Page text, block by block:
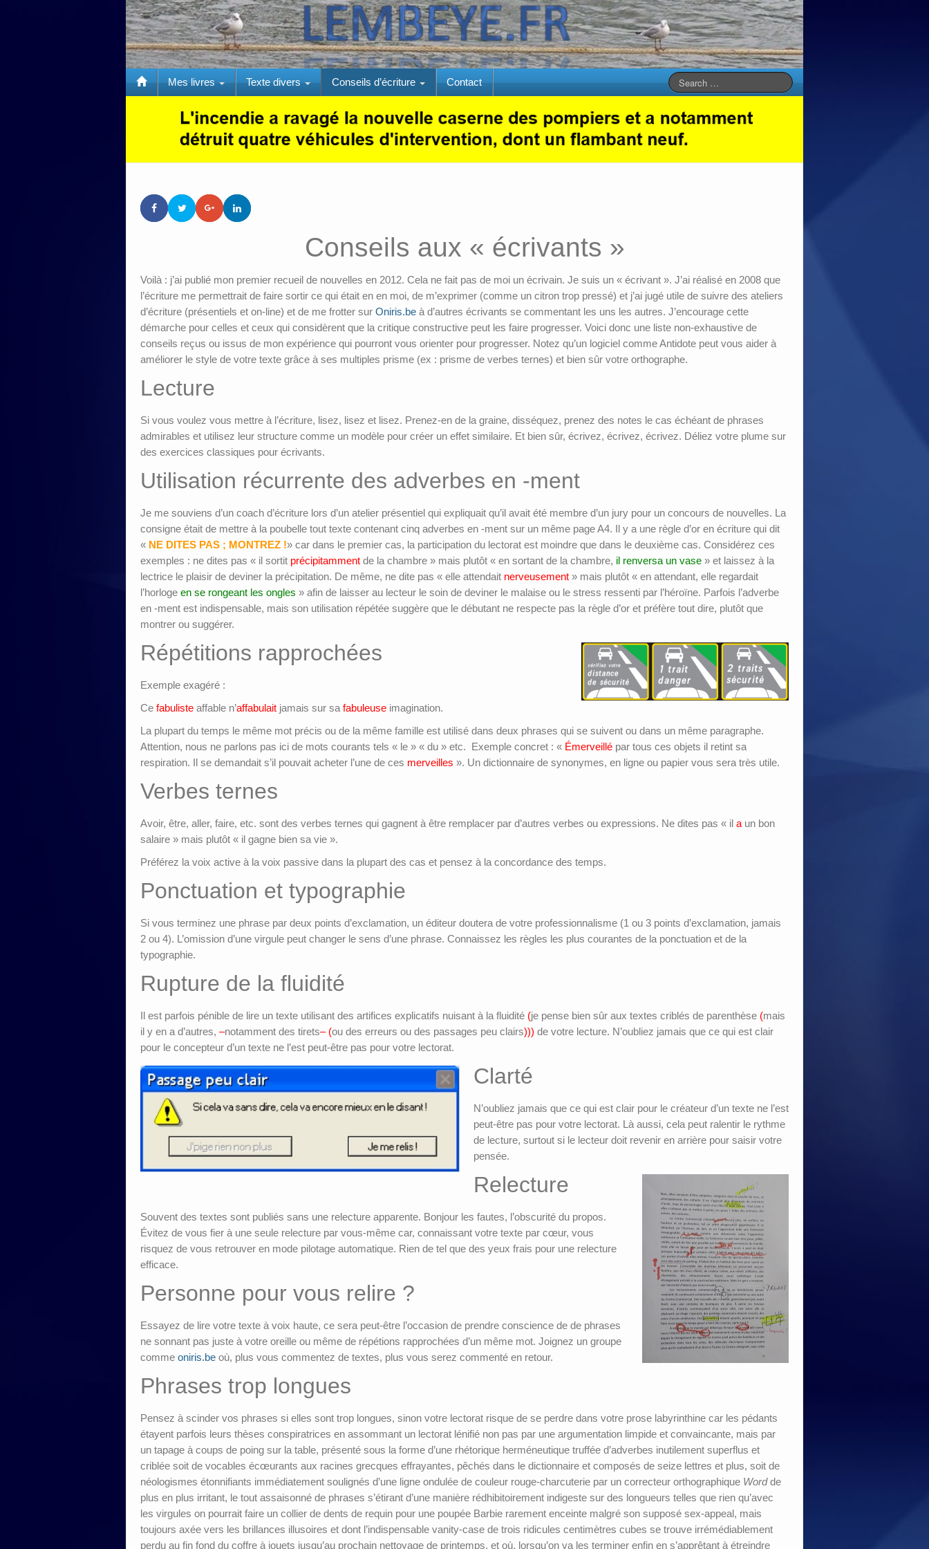
Mes livres Texte divers Conseils d’écriture Contact
Conseils aux « écrivants »
Voilà : j’ai publié mon premier recueil de nouvelles en 2012. Cela ne fait pas de moi un écrivain. Je suis un « écrivant ». J’ai réalisé en 2008 que
l’écriture me permettrait de faire sortir ce qui était en en moi, de m’exprimer (comme un citron trop pressé) et j’ai jugé utile de suivre des ateliers
d’écriture (présentiels et on-line) et de me frotter sur Oniris.be à d’autres écrivants se commentant les uns les autres. J’encourage cette
démarche pour celles et ceux qui considèrent que la critique constructive peut les faire progresser. Voici donc une liste non-exhaustive de
conseils reçus ou issus de mon expérience qui pourront vous orienter pour progresser. Notez qu’un logiciel comme Antidote peut vous aider à
améliorer le style de votre texte grâce à ses multiples prisme (ex : prisme de verbes ternes) et bien sûr votre orthographe.
Lecture
Si vous voulez vous mettre à l’écriture, lisez, lisez et lisez. Prenez-en de la graine, disséquez, prenez des notes le cas échéant de phrases
admirables et utilisez leur structure comme un modèle pour créer un effet similaire. Et bien sûr, écrivez, écrivez, écrivez. Déliez votre plume sur
des exercices classiques pour écrivants.
Utilisation récurrente des adverbes en -ment
Je me souviens d’un coach d’écriture lors d’un atelier présentiel qui expliquait qu’il avait été membre d’un jury pour un concours de nouvelles. La
consigne était de mettre à la poubelle tout texte contenant cinq adverbes en -ment sur un même page A4. Il y a une règle d’or en écriture qui dit
« NE DITES PAS ; MONTREZ !» car dans le premier cas, la participation du lectorat est moindre que dans le deuxième cas. Considérez ces
exemples : ne dites pas « il sortit précipitamment de la chambre » mais plutôt « en sortant de la chambre, il renversa un vase » et laissez à la
lectrice le plaisir de deviner la précipitation. De même, ne dite pas « elle attendait nerveusement » mais plutôt « en attendant, elle regardait
l’horloge en se rongeant les ongles » afin de laisser au lecteur le soin de deviner le malaise ou le stress ressenti par l’héroïne. Parfois l’adverbe
en -ment est indispensable, mais son utilisation répétée suggère que le débutant ne respecte pas la règle d’or et préfère tout dire, plutôt que
montrer ou suggérer.
Répétitions rapprochées
Exemple exagéré :
Ce fabuliste affable n’affabulait jamais sur sa fabuleuse imagination.
La plupart du temps le même mot précis ou de la même famille est utilisé dans deux phrases qui se suivent ou dans un même paragraphe.
Attention, nous ne parlons pas ici de mots courants tels « le » « du » etc. Exemple concret : « Émerveillé par tous ces objets il retint sa
respiration. Il se demandait s’il pouvait acheter l’une de ces merveilles ». Un dictionnaire de synonymes, en ligne ou papier vous sera très utile.
Verbes ternes
Avoir, être, aller, faire, etc. sont des verbes ternes qui gagnent à être remplacer par d’autres verbes ou expressions. Ne dites pas « il a un bon
salaire » mais plutôt « il gagne bien sa vie ».
Préférez la voix active à la voix passive dans la plupart des cas et pensez à la concordance des temps.
Ponctuation et typographie
Si vous terminez une phrase par deux points d’exclamation, un éditeur doutera de votre professionnalisme (1 ou 3 points d’exclamation, jamais
2 ou 4). L’omission d’une virgule peut changer le sens d’une phrase. Connaissez les règles les plus courantes de la ponctuation et de la
typographie.
Rupture de la fluidité
Il est parfois pénible de lire un texte utilisant des artifices explicatifs nuisant à la fluidité (je pense bien sûr aux textes criblés de parenthèse (mais
il y en a d’autres, –notamment des tirets– (ou des erreurs ou des passages peu clairs))) de votre lecture. N’oubliez jamais que ce qui est clair
pour le concepteur d’un texte ne l’est peut-être pas pour votre lectorat.
Clarté
N’oubliez jamais que ce qui est clair pour le créateur d’un texte ne l’est
peut-être pas pour votre lectorat. Là aussi, cela peut ralentir le rythme
de lecture, surtout si le lecteur doit revenir en arrière pour saisir votre
pensée.
Relecture
Souvent des textes sont publiés sans une relecture apparente. Bonjour les fautes, l’obscurité du propos.
Évitez de vous fier à une seule relecture par vous-même car, connaissant votre texte par cœur, vous
risquez de vous retrouver en mode pilotage automatique. Rien de tel que des yeux frais pour une relecture
efficace.
Personne pour vous relire ?
Essayez de lire votre texte à voix haute, ce sera peut-être l’occasion de prendre conscience de de phrases
ne sonnant pas juste à votre oreille ou même de répétions rapprochées d’un même mot. Joignez un groupe
comme oniris.be où, plus vous commentez de textes, plus vous serez commenté en retour.
Phrases trop longues
Pensez à scinder vos phrases si elles sont trop longues, sinon votre lectorat risque de se perdre dans votre prose labyrinthine car les pédants
étayent parfois leurs thèses conspiratrices en assommant un lectorat lénifié non pas par une argumentation limpide et convaincante, mais par
un tapage à coups de poing sur la table, présenté sous la forme d’une rhétorique herméneutique truffée d’adverbes inutilement superflus et
criblée soit de vocables écœurants aux racines grecques effrayantes, pêchés dans le dictionnaire et composés de seize lettres et plus, soit de
néologismes étonnifiants immédiatement soulignés d’une ligne ondulée de couleur rouge-charcuterie par un correcteur orthographique Wordde
plus en plus irritant, le tout assaisonné de phrases s’étirant d’une manière rédhibitoirement indigeste sur des longueurs telles que rien qu’avec
les virgules on pourrait faire un collier de dents de requin pour une poupée Barbie rarement enceinte malgré son supposé sex-appeal, mais
toujours axée vers les brillances illusoires et dont l’indispensable vanity-case de trois ridicules centimètres cubes se trouve irrémédiablement
perdu au fin fond du coffre à jouets jusqu’au prochain nettoyage de printemps, et où, lorsqu’on va les terminer enfin en s’apprêtant à étreindre